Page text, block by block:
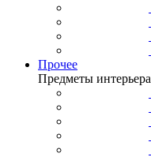
Прочее
Предметы интерьера